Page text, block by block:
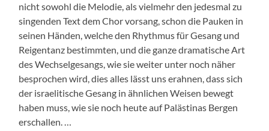
nicht sowohl die Melodie, als vielmehr den jedesmal zu
singenden Text dem Chor vorsang, schon die Pauken in
seinen Händen, welche den Rhythmus für Gesang und
Reigentanz bestimmten, und die ganze dramatische Art
des Wechselgesangs, wie sie weiter unter noch näher
besprochen wird, dies alles lässt uns erahnen, dass sich
der israelitische Gesang in ähnlichen Weisen bewegt
haben muss, wie sie noch heute auf Palästinas Bergen
erschallen. …